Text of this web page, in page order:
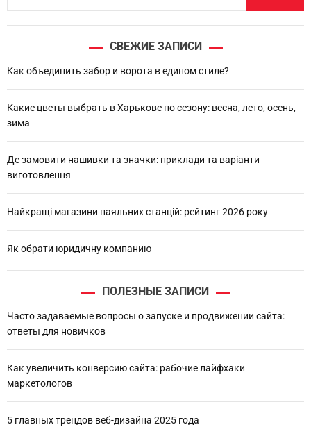
h
СВЕЖИЕ ЗАПИСИ
Как объединить забор и ворота в едином стиле?
Какие цветы выбрать в Харькове по сезону: весна, лето, осень,
зима
Де замовити нашивки та значки: приклади та варіанти
виготовлення
Найкращі магазини паяльних станцій: рейтинг 2026 року
Як обрати юридичну компанию
ПОЛЕЗНЫЕ ЗАПИСИ
Часто задаваемые вопросы о запуске и продвижении сайта:
ответы для новичков
Как увеличить конверсию сайта: рабочие лайфхаки
маркетологов
5 главных трендов веб-дизайна 2025 года